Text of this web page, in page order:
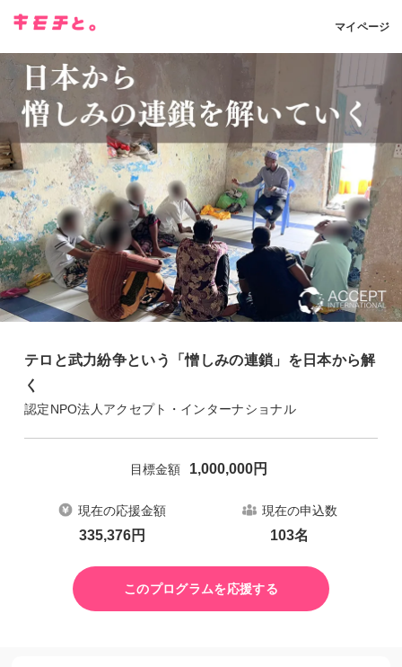
マイページ
テロと武力紛争という「憎しみの連鎖」を日本から解
く
認定NPO法人アクセプト・インターナショナル
目標金額 1,000,000円
現在の応援金額
335,376円
現在の申込数
103名
このプログラムを応援する